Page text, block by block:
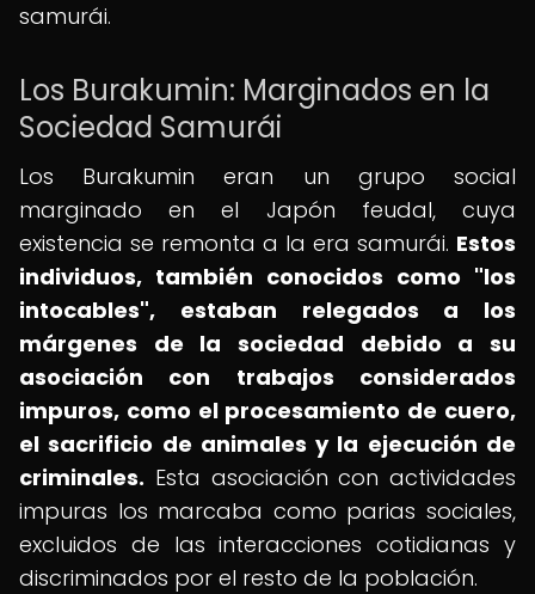
samurái.
Los Burakumin: Marginados en la
Sociedad Samurái
Los Burakumin eran un grupo social
marginado en el Japón feudal, cuya
existencia se remonta a la era samurái. Estos
individuos, también conocidos como "los
intocables", estaban relegados a los
márgenes de la sociedad debido a su
asociación con trabajos considerados
impuros, como el procesamiento de cuero,
el sacrificio de animales y la ejecución de
criminales. Esta asociación con actividades
impuras los marcaba como parias sociales,
excluidos de las interacciones cotidianas y
discriminados por el resto de la población.